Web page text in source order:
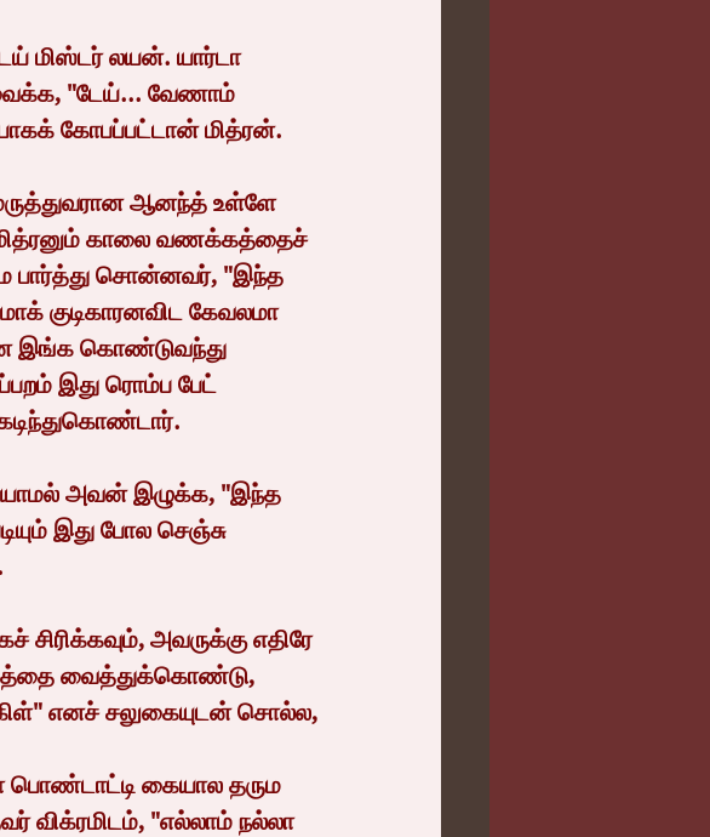
"டேய்... வேணாம்
கோபப்பட்டான் மித்ரன்.
மித்ரனும் காலை வணக்கத்தைச்
பார்த்து சொன்னவர், "இந்த
குடிகாரனவிட கேவலமா
இங்க கொண்டுவந்து
இது ரொம்ப பேட்
இது போல செஞ்சு
வைத்துக்கொண்டு,
எனச் சலுகையுடன் சொல்ல,
விக்ரமிடம், "எல்லாம் நல்லா